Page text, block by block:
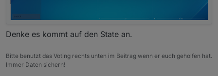
Denke es kommt auf den State an.
Bitte benutzt das Voting rechts unten im Beitrag wenn er euch geholfen hat.
Immer Daten sichern!